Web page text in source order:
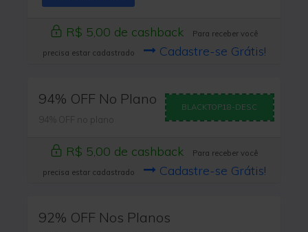
R$ 5,00 de cashback
Para receber você
precisa estar cadastrado
Cadastre-se Grátis!
94% OFF No Plano
94% OFF no plano
BLACKTOP18-DESC
R$ 5,00 de cashback
Para receber você
precisa estar cadastrado
Cadastre-se Grátis!
92% OFF Nos Planos